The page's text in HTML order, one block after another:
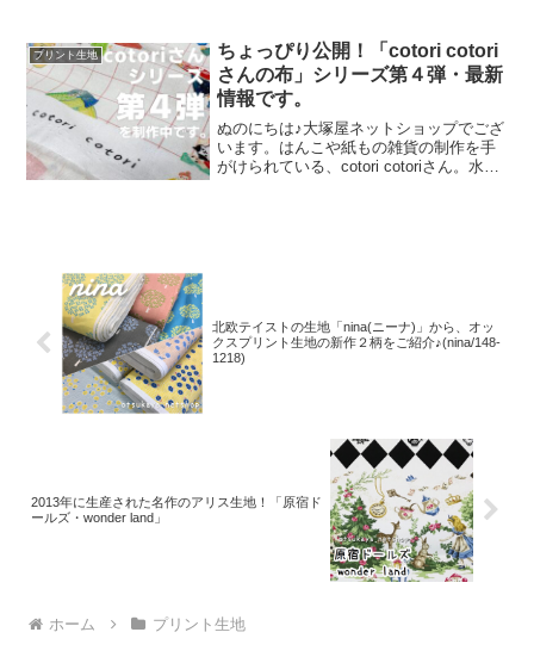
約開始可能な段取りが整いました。再販
決定を記念いたしまして
プリント生地
ちょっぴり公開！「cotori cotori
さんの布」シリーズ第４弾・最新
情報です。
ぬのにちは♪大塚屋ネットショップでござ
います。はんこや紙もの雑貨の制作を手
がけられている、cotori cotoriさん。水彩
北欧テイストの生地「nina(ニーナ)」から、オッ
クスプリント生地の新作２柄をご紹介♪(nina/148-
1218)
2013年に生産された名作のアリス生地！「原宿ド
ールズ・wonder land」
ホーム プリント生地